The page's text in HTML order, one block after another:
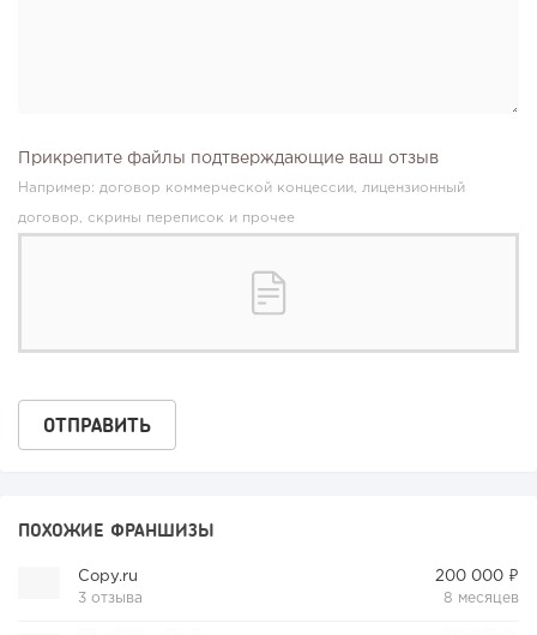
Прикрепите файлы подтверждающие ваш отзыв
Например: договор коммерческой концессии, лицензионный
договор, скрины переписок и прочее
ПОХОЖИЕ ФРАНШИЗЫ
Copy.ru
3 отзыва
200 000 ₽
8 месяцев